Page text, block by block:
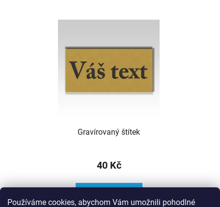
Používáme cookies, abychom Vám umožnili pohodlné
Gravírovaný štítek
40 Kč